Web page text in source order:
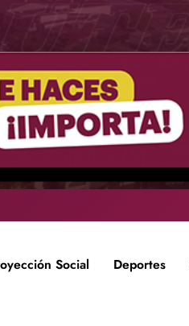
Social Deportes